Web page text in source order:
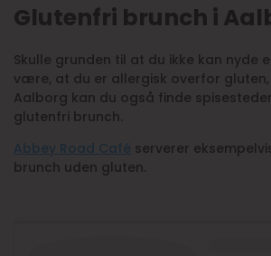
Glutenfri brunch i
Skulle grunden til at du ikke kan nyde
være, at du er allergisk overfor gluten,
Aalborg kan du også finde
glutenfri brunch.
Abbey Road Café serverer
brunch uden gluten.